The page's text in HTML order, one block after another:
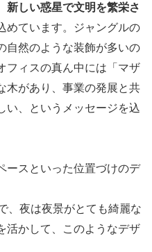
新しい惑星で文明を繁栄さ
めています。ジャングルの
自然のような装飾が多いの
フィスの真ん中には「マザ
木があり、事業の発展と共
い、というメッセージを込
ースといった位置づけのデ
、夜は夜景がとても綺麗な
活かして、このようなデザ